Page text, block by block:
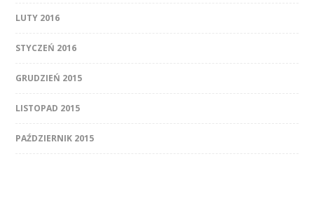
LUTY 2016
STYCZEŃ 2016
GRUDZIEŃ 2015
LISTOPAD 2015
PAŹDZIERNIK 2015